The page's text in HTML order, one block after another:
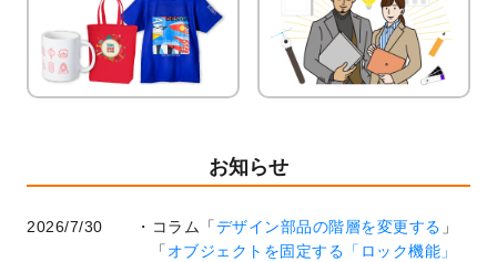
お知らせ
2026/7/30 コラム「デザイン部品の階層を変更する 」
「 オブジェクトを固定する「ロック機能」